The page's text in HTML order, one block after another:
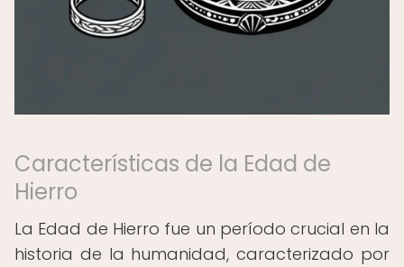
Características de la Edad de
Hierro
La Edad de Hierro fue un período crucial en la
historia de la humanidad, caracterizado por